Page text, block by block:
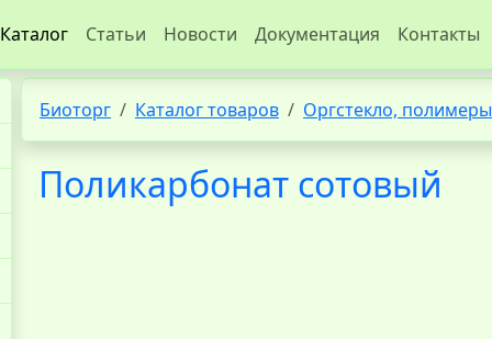
Каталог Статьи Новости Документация Контакты
Биоторг Каталог товаров Оргстекло, полимеры
Поликарбонат сотовый